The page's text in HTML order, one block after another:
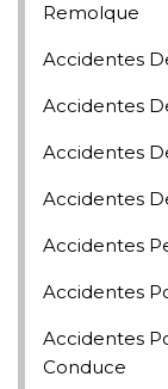
Remolque
Accidentes
Accidentes
Accidentes
Accidentes
Accidentes
Accidentes
Accidentes
Conduce